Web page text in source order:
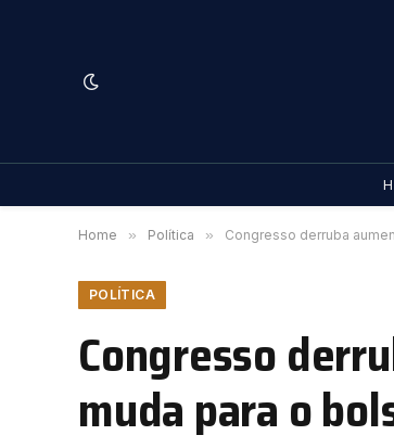
Home » Política » Congresso derruba
POLÍTICA
Congresso
muda para o